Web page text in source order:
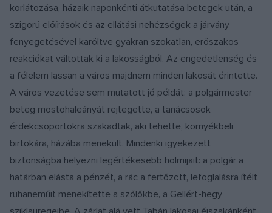
korlátozása, házaik naponkénti átkutatása betegek után, a
szigorú előírások és az ellátási nehézségek a járvány
fenyegetésével karöltve gyakran szokatlan, erőszakos
reakciókat váltottak ki a lakosságból. Az engedetlenség és
a félelem lassan a város majdnem minden lakosát érintette.
A város vezetése sem mutatott jó példát: a polgármester
beteg mostohaleányát rejtegette, a tanácsosok
érdekcsoportokra szakadtak, aki tehette, környékbeli
birtokára, házába menekült. Mindenki igyekezett
biztonságba helyezni legértékesebb holmijait: a polgár a
határban elásta a pénzét, a rác a fertőzött, lefoglalásra ítélt
ruhaneműit menekítette a szőlőkbe, a Gellért-hegy